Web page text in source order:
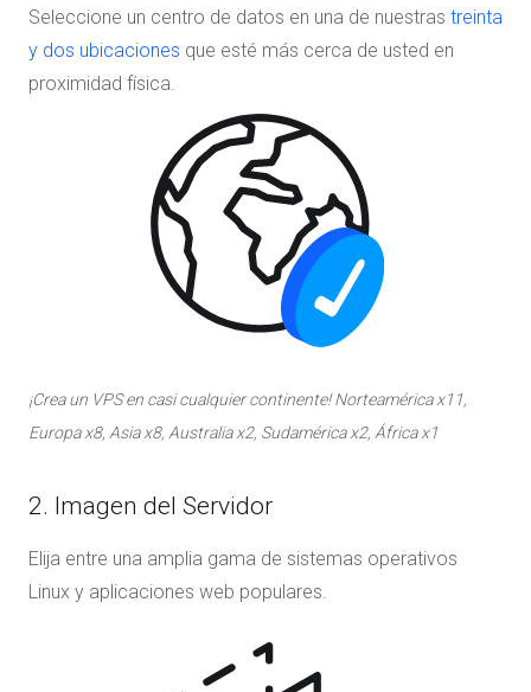
Seleccione un centro de datos en una de nuestras treinta
y dos ubicaciones que esté más cerca de usted en
proximidad física.
¡Crea un VPS en casi cualquier continente! Norteamérica x11,
Europa x8, Asia x8, Australia x2, Sudamérica x2, África x1
2. Imagen del Servidor
Elija entre una amplia gama de sistemas operativos
Linux y aplicaciones web populares.